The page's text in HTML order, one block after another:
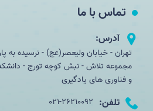
تماس با ما
آدرس:
تهران - خیابان ولیعصر(عج) - نرسیده به
مجموعه تلاش - نبش کوچه تورج -
و فناوری های یادگیری
تلفن: 021-26210092